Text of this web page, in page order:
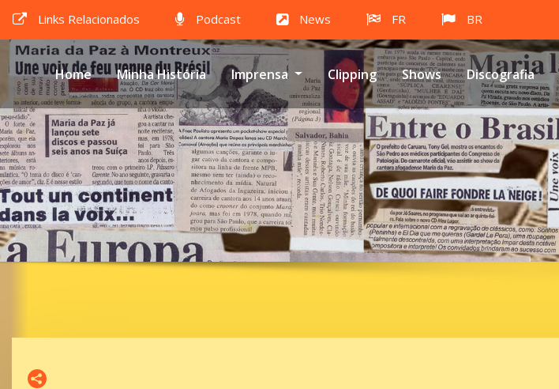
Links Relacionados Podcast News FR BR
Home Minha História Imprensa Clipping Shows Discografia